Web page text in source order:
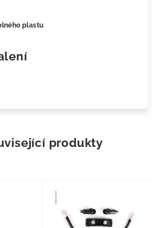
plastu
produkty